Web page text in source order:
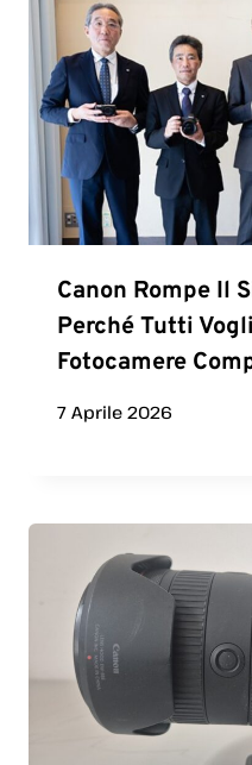
Canon Rompe Il
Perché Tutti
Fotocamere
7 Aprile 2026